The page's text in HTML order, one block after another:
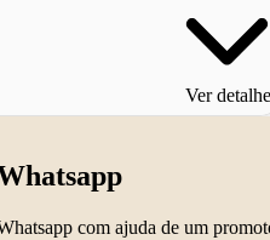
Ver
com ajuda de um